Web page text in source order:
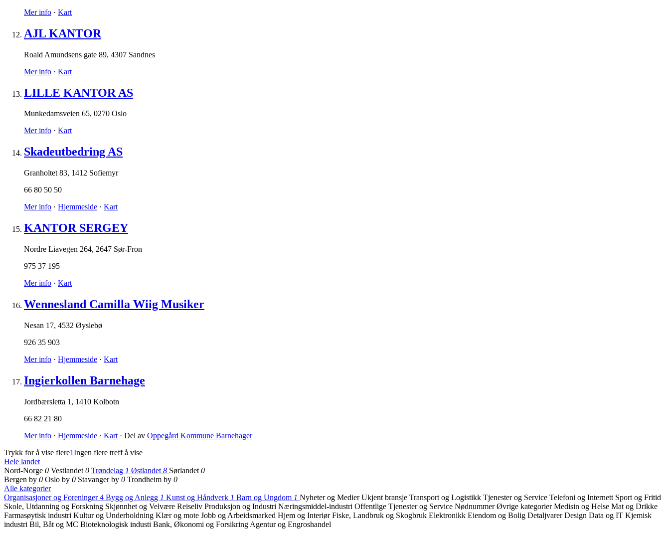
Mer info · Kart
AJL KANTOR
Roald Amundsens gate 89, 4307 Sandnes
Mer info · Kart
LILLE KANTOR AS
Munkedamsveien 65, 0270 Oslo
Mer info · Kart
Skadeutbedring AS
Granholtet 83, 1412 Sofiemyr
66 80 50 50
Mer info · Hjemmeside · Kart
KANTOR SERGEY
Nordre Liavegen 264, 2647 Sør-Fron
975 37 195
Mer info · Kart
Wennesland Camilla Wiig Musiker
Nesan 17, 4532 Øyslebø
926 35 903
Mer info · Hjemmeside · Kart
Ingierkollen Barnehage
Jordbærsletta 1 , 1410 Kolbotn
66 82 21 80
Mer info · Hjemmeside · Kart · Del av Oppegård Kommune Barnehager
Trykk for å vise flere1Ingen flere treff å vise
Hele landet
Nord-Norge 0 Vestlandet 0 Trøndelag 1 Østlandet 8 Sørlandet 0
Bergen by 0 Oslo by 0 Stavanger by 0 Trondheim by 0
Alle kategorier
Organisasjoner og Foreninger4 Bygg og Anlegg 1 Kunst og Håndverk 1 Barn og Ungdom 1 Nyheter og MedierUkjent bransje Transport og Logistikk Tjenester og Service Telefoni og Internett Sport og Fritid
Skole, Utdanning og Forskning Skjønnhet og Velvære Reiseliv Produksjon og Industri Næringsmiddel-industri Offentlige Tjenester og Service NødnummerØvrige kategorierMedisin og Helse Mat og Drikke
Farmasøytisk industri Kultur og Underholdning Klær og mote Jobb og Arbeidsmarked Hjem og InteriørFiske, Landbruk og Skogbruk Elektronikk Eiendom og Bolig DetaljvarerDesign Data og IT Kjemisk
industri Bil, Båt og MC Bioteknologisk industi Bank, Økonomi og Forsikring Agentur og Engroshandel